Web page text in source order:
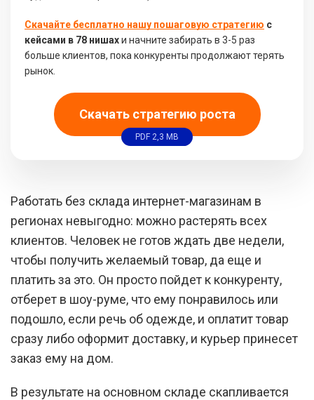
Скачайте бесплатно нашу пошаговую стратегию с
кейсами в 78 нишахи начните забирать в 3-5 раз
больше клиентов, пока конкуренты продолжают терять
рынок.
Скачать стратегию роста
PDF 2,3 MB
Работать без склада интернет-магазинам в
регионах невыгодно: можно растерять всех
клиентов. Человек не готов ждать две недели,
чтобы получить желаемый товар, да еще и
платить за это. Он просто пойдет к конкуренту,
отберет в шоу-руме, что ему понравилось или
подошло, если речь об одежде, и оплатит товар
сразу либо оформит доставку, и курьер принесет
заказ ему на дом.
В результате на основном складе скапливается